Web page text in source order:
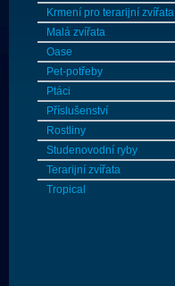
Krmení pro terarijní zvířata
Malá zvířata
Oase
Pet-potřeby
Ptáci
Příslušenství
Rostliny
Studenovodní ryby
Terarijní zvířata
Tropical